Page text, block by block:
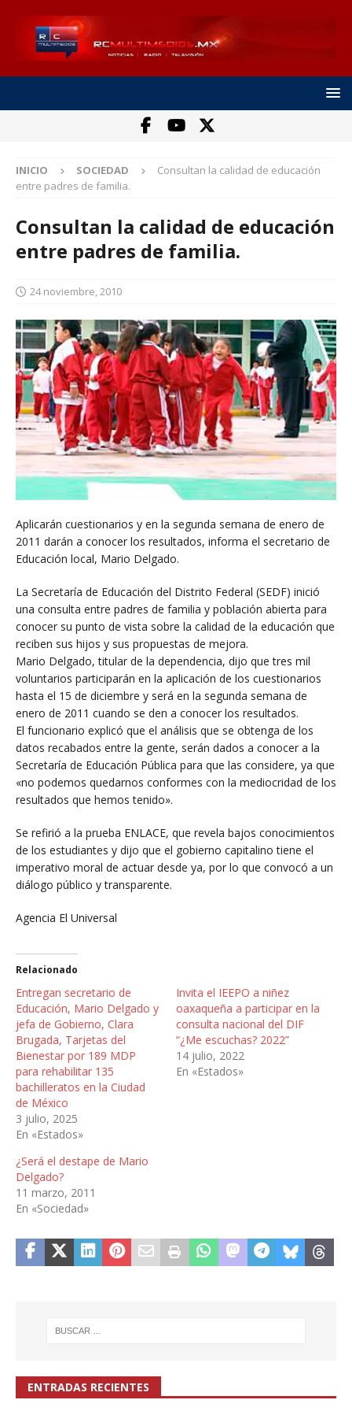
INICIO SOCIEDAD
Consultan la calidad de educación
entre padres de familia.
Consultan la calidad de educación
entre padres de familia.
24 noviembre, 2010
Aplicarán cuestionarios y en la segunda semana de enero de
2011 darán a conocer los resultados, informa el secretario de
Educación local, Mario Delgado.
La Secretaría de Educación del Distrito Federal (SEDF) inició
una consulta entre padres de familia y población abierta para
conocer su punto de vista sobre la calidad de la educación que
reciben sus hijos y sus propuestas de mejora.
Mario Delgado, titular de la dependencia, dijo que tres mil
voluntarios participarán en la aplicación de los cuestionarios
hasta el 15 de diciembre y será en la segunda semana de
enero de 2011 cuando se den a conocer los resultados.
El funcionario explicó que el análisis que se obtenga de los
datos recabados entre la gente, serán dados a conocer a la
Secretaría de Educación Pública para que las considere, ya que
«no podemos quedarnos conformes con la mediocridad de los
resultados que hemos tenido».
Se refirió a la prueba ENLACE, que revela bajos conocimientos
de los estudiantes y dijo que el gobierno capitalino tiene el
imperativo moral de actuar desde ya, por lo que convocó a un
diálogo público y transparente.
Agencia El Universal
Relacionado
Entregan secretario de
Educación, Mario Delgado y
jefa de Gobierno, Clara
Brugada, Tarjetas del
Bienestar por 189 MDP
para rehabilitar 135
bachilleratos en la Ciudad
de México
3 julio, 2025
En «Estados»
Invita el IEEPO a niñez
oaxaqueña a participar en la
consulta nacional del DIF
“¿Me escuchas? 2022”
14 julio, 2022
En «Estados»
¿Será el destape de Mario
Delgado?
11 marzo, 2011
En «Sociedad»
ENTRADAS RECIENTES